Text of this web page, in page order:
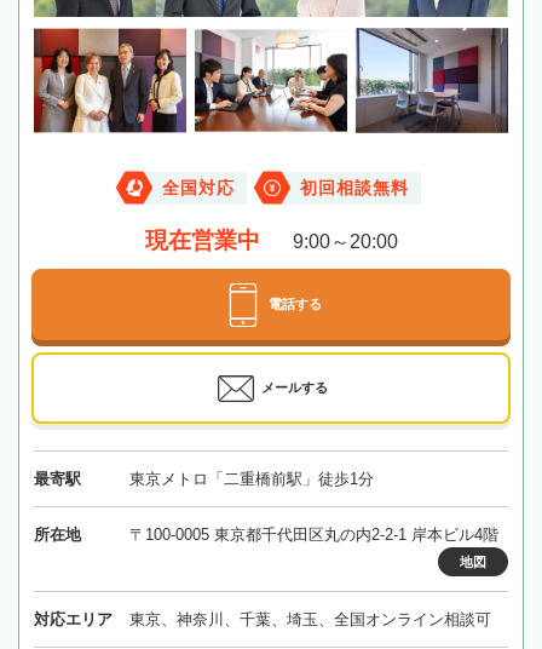
全国対応 初回相談無料
現在営業中 9:00～20:00
電話する
メールする
最寄駅 東京メトロ「二重橋前駅」徒歩1分
所在地 〒100-0005 東京都千代田区丸の内2-2-1 岸本ビル4階
地図
対応エリア 東京、神奈川、千葉、埼玉、全国オンライン相談可